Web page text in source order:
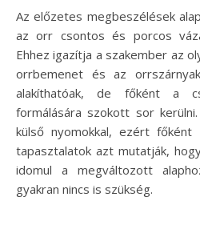
Az előzetes megbeszélések
az orr csontos és porcos
Ehhez igazítja a szakember az
orrbemenet és az
alakíthatóak, de főként a
formálására szokott sor
külső nyomokkal, ezért
tapasztalatok azt mutatják,
idomul a megváltozott
gyakran nincs is szükség.